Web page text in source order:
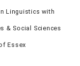
Linguistics with
& Social Sciences
Essex